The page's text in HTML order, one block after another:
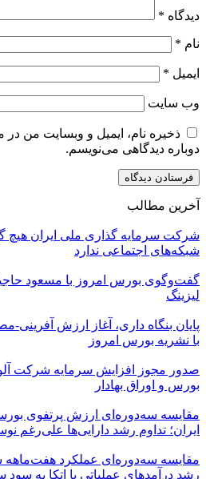
دیدگاه *
نام *
ایمیل *
وب‌ سایت
ذخیره نام، ایمیل و وبسایت من در
دوباره دیدگاهی می‌نویسم.
آخرین مطالب
شرکت سرمایه گذاری ملی ایران هیچ
شبکه‌های اجتماعی ندارد
گفت‌وگوی بورس امروز با مسعود
لیزینگ
پایان بنگاه داری، آغاز ارزش
با نشریه بورس امروز
صدور مجوز افزایش سرمایه شرکت
بورس و اوراق بهادار
مقایسه سه‌دوره‌ای ارزش پرتفوی
ایران؛ تداوم رشد دارایی‌ها علی‌رغم
مقایسه سه‌دوره‌ای عملکرد هفت‌ماهه
رشد درآمدهای عملیاتی با اتکا به